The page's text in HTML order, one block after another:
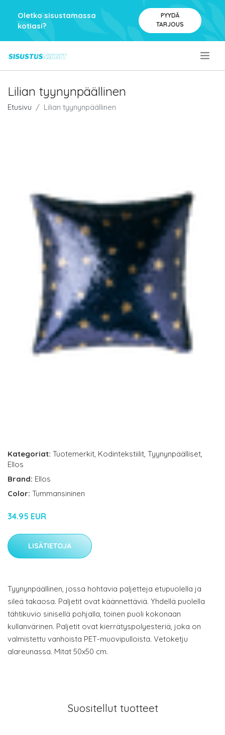
Oletko sisustamassa
kotiasi?
PYYDÄ
TARJOUS
Lilian tyynynpäällinen
Etusivu Lilian tyynynpäällinen
Kategoriat: Tuotemerkit, Kodintekstiilit, Tyynynpäälliset,
Ellos
Brand: Ellos
Color: Tummansininen
34.95 EUR
LISÄTIETOJA
Tyynynpäällinen, jossa hohtavia paljetteja etupuolella ja
sileä takaosa. Paljetit ovat käännettäviä. Yhdellä puolella
tähtikuvio sinisellä pohjalla, toinen puoli kokonaan
kullanvärinen. Paljetit ovat kierrätyspolyesteriä, joka on
valmistettu vanhoista PET-muovipulloista. Vetoketju
alareunassa. Mitat 50x50 cm.
Suositellut tuotteet